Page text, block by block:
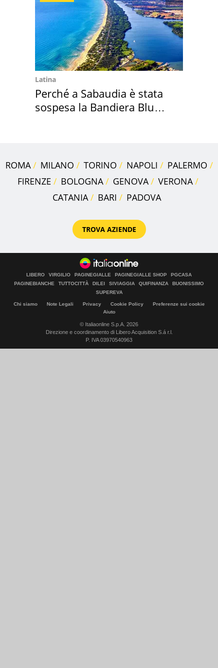
Latina
Perché a Sabaudia è stata
sospesa la Bandiera Blu
ROMA MILANO TORINO NAPOLI
PALERMO
FIRENZE
BOLOGNA GENOVA
VERONA
CATANIA
BARI PADOVA
TROVA AZIENDE
LIBERO VIRGILIO PAGINEGIALLE PAGINEGIALLE SHOP
PGCASA
PAGINEBIANCHE
TUTTOCITTÀ DILEI SIVIAGGIA QUIFINANZA
BUONISSIMO
SUPEREVA
Chi siamo Note Legali Privacy Cookie Policy
Preferenze sui cookie
Aiuto
© Italiaonline S.p.A. 2026
Direzione e coordinamento di Libero Acquisition S.á r.l.
P. IVA 03970540963